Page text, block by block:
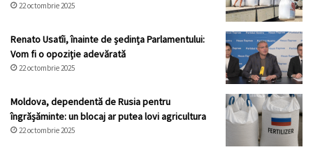
22 octombrie 2025
Renato Usatîi, înainte de ședința Parlamentului:
Vom fi o opoziție adevărată
22 octombrie 2025
Moldova, dependentă de Rusia pentru
îngrășăminte: un blocaj ar putea lovi agricultura
22 octombrie 2025